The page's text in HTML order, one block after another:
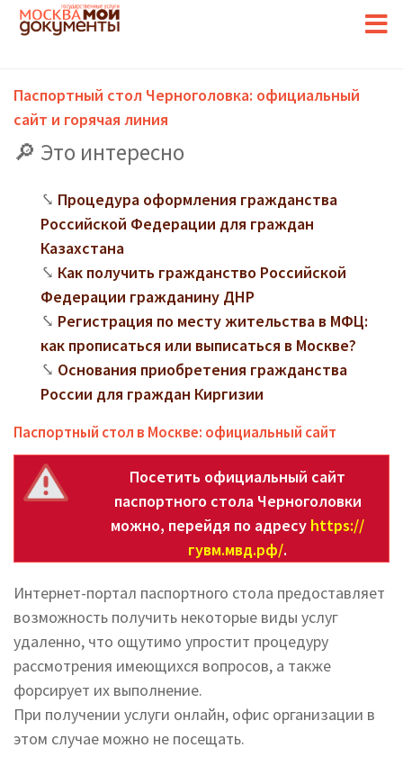
Паспортный стол Черноголовка: официальный
сайт и горячая линия
Это интересно
Процедура оформления гражданства
Российской Федерации для граждан
Казахстана
Как получить гражданство Российской
Федерации гражданину ДНР
Регистрация по месту жительства в МФЦ:
как прописаться или выписаться в Москве?
Основания приобретения гражданства
России для граждан Киргизии
Паспортный стол в Москве: официальный сайт
Посетить официальный сайт
паспортного стола Черноголовки
можно, перейдя по адресу https://
гувм.мвд.рф/.
Интернет-портал паспортного стола предоставляет
возможность получить некоторые виды услуг
удаленно, что ощутимо упростит процедуру
рассмотрения имеющихся вопросов, а также
форсирует их выполнение.
При получении услуги онлайн, офис организации в
этом случае можно не посещать.